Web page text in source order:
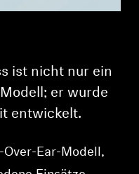
ist nicht nur ein
er wurde
entwickelt.
Ear-Modell,